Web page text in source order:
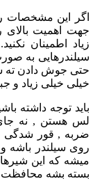
اگر این مشخصات
جهت اهمیت بالای
زیاد اطمینان
سیلندرهایی به
حتی جوش دادن ته
خیلی خیلی زیاد و
باید توجه داشته
لس هستن , نه
ضربه , قور شدگی و
روی سیلندر باشه
میشه که این
بسته بشه